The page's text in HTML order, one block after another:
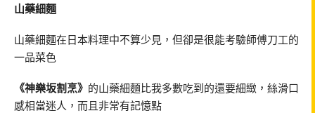
山藥細麵
山藥細麵在日本料理中不算少見，但卻是很能考驗師傅刀工的
一品菜色
《神樂坂割烹》 的山藥細麵比我多數吃到的還要細緻，絲滑口
感相當迷人，而且非常有記憶點